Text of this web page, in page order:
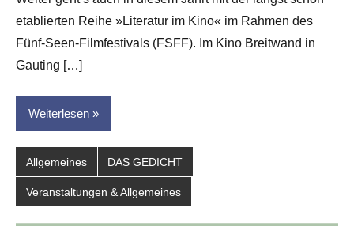
Hornauer
für
dasgedichtblog
etablierten Reihe »Literatur im Kino« im Rahmen des
Fünf-Seen-Filmfestivals (FSFF). Im Kino Breitwand in
Gauting […]
Weiterlesen
Allgemeines DAS GEDICHT
Veranstaltungen & Allgemeines